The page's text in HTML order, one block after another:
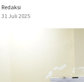
Redaksi
31 Juli 2025